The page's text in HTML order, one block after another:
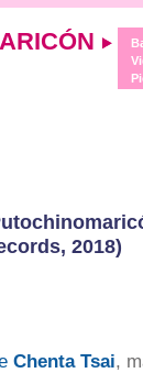
2018)
Chenta Tsai,